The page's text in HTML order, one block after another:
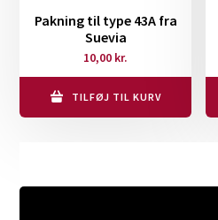
Pakning til type 43A fra
Suevia
10,00 kr.
TILFØJ TIL KURV